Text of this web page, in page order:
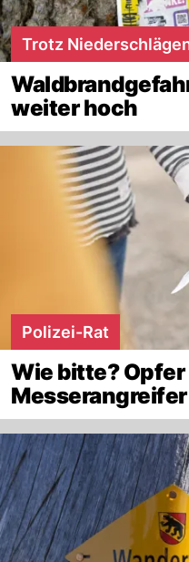
Trotz
weiter hoch
Polizei-Rat
Wie bitte?